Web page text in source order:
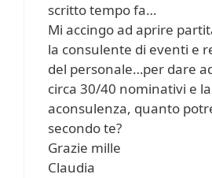
scritto tempo fa…
Mi accingo ad aprire
la consulente di eventi e
del personale…per dare
circa 30/40 nominativi e
aconsulenza, quanto
secondo te?
Grazie mille
Claudia